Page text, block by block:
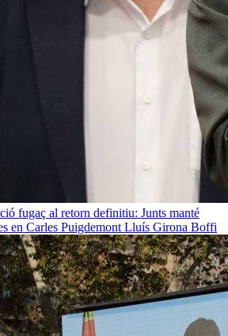
fugaç al retorn definitiu: Junts manté
en Carles Puigdemont Lluís Girona Boffi